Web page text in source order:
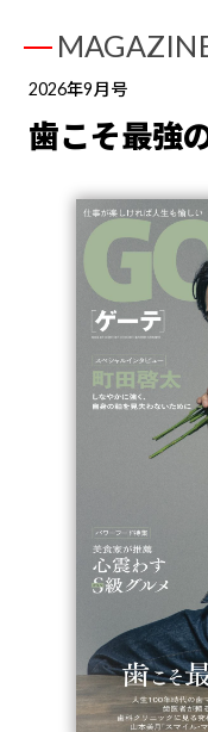
2026年9月号
歯こそ最強